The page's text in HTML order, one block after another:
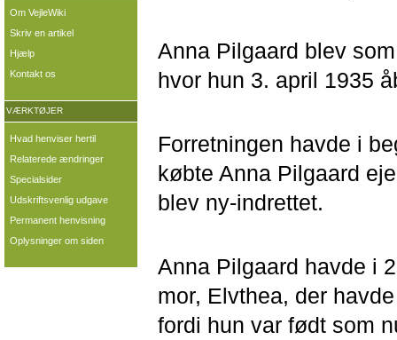
Anna Pilgaard blev
hvor hun 3. april 1935
Forretningen havde i
købte Anna Pilgaard
blev ny-indrettet.
Anna Pilgaard havde i
mor, Elvthea, der
fordi hun var født som
Om VejleWiki
Skriv en artikel
Hjælp
Kontakt os
VÆRKTØJER
Hvad henviser hertil
Relaterede ændringer
Specialsider
Udskriftsvenlig udgave
Permanent henvisning
Oplysninger om siden